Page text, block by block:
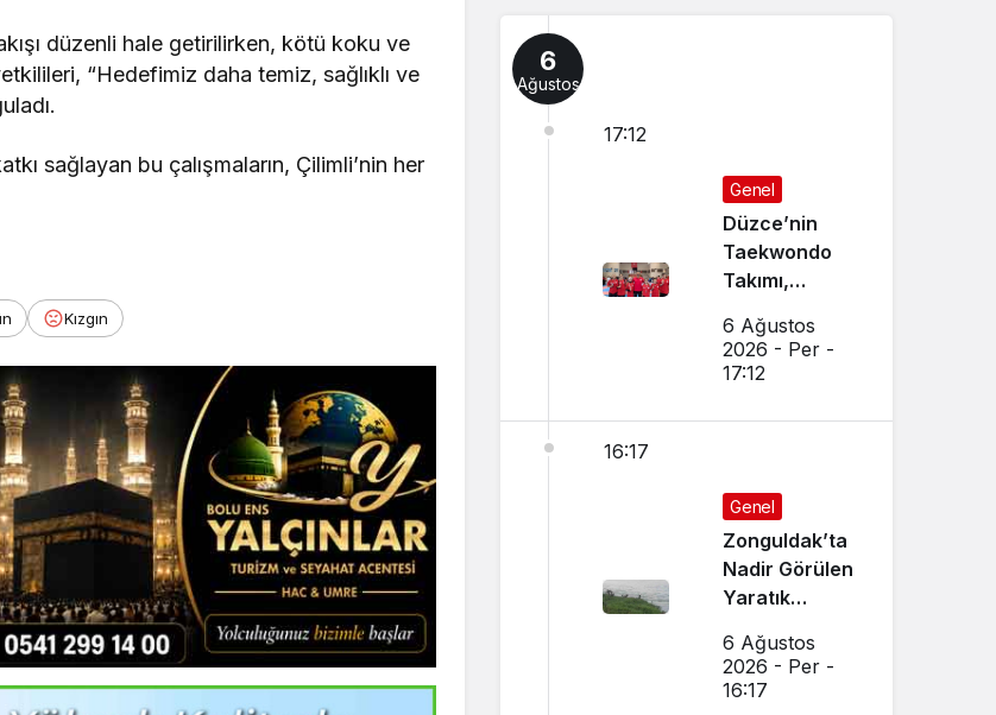
düzenli hale getirilirken, kötü koku ve
“Hedefimiz daha temiz, sağlıklı ve
sağlayan bu çalışmaların, Çilimli’nin her
Kızgın
6
Ağustos
17:12
Genel
Düzce’nin
Taekwondo
Takımı,
Başarı
Sağladı
6 Ağustos
2026 - Per -
17:12
16:17
Genel
Zonguldak’ta
Nadir Görülen
Yaratık
6 Ağustos
2026 - Per -
16:17